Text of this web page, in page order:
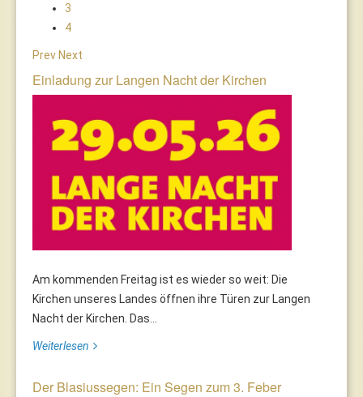
3
4
PrevNext
Einladung zur Langen Nacht der Kirchen
Am kommenden Freitag ist es wieder so weit: Die
Kirchen unseres Landes öffnen ihre Türen zur Langen
Nacht der Kirchen. Das...
Weiterlesen
Der Blasiussegen: Ein Segen zum 3. Feber